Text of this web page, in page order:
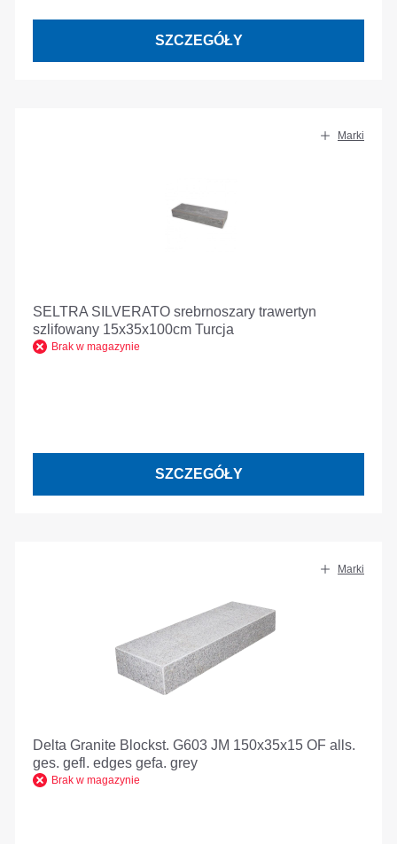
SZCZEGÓŁY
Marki
SELTRA SILVERATO srebrnoszary trawertyn
szlifowany 15x35x100cm Turcja
Brak w magazynie
SZCZEGÓŁY
Marki
Delta Granite Blockst. G603 JM 150x35x15 OF alls.
ges. gefl. edges gefa. grey
Brak w magazynie